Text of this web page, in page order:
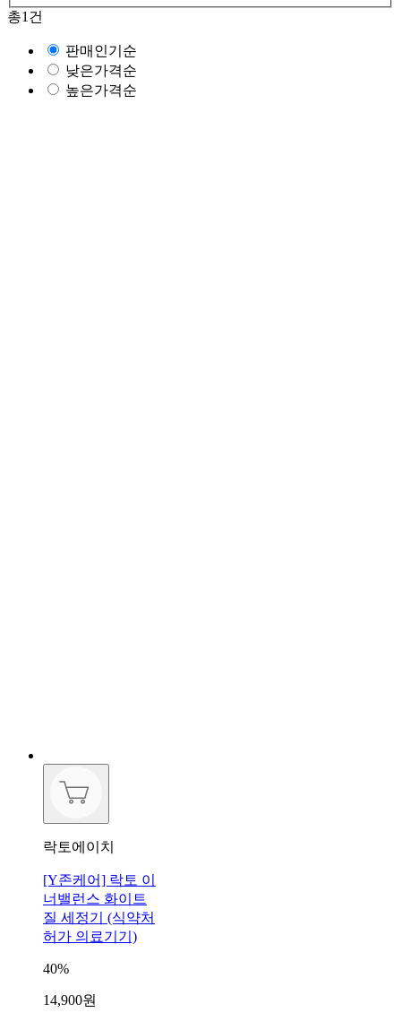
총1 건
판매인기순
낮은가격순
높은가격순
락토에이치
[Y존케어] 락토 이
너밸런스 화이트
질 세정기 (식약처
허가 의료기기)
40%
14,900원